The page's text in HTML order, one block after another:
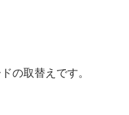
の取替えです。